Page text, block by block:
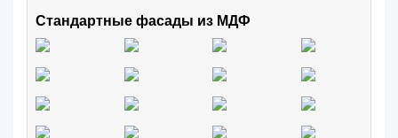
Стандартные фасады из МДФ